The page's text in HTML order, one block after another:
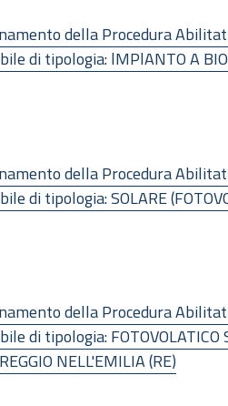
della Procedura
di tipologia: lMPlANTO A
della Procedura
di tipologia: SOLARE
della Procedura
di tipologia:
NELL'EMILIA (RE)